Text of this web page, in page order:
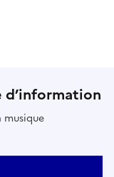
musique